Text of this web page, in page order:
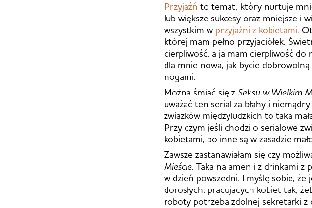
Przyjaźń to temat, który nurtuje
lub większe sukcesy oraz mniejsze i
wszystkim w przyjaźni z kobietami.
której mam pełno przyjaciółek.
cierpliwość, a ja mam cierpliwość
dla mnie nowa, jak bycie
nogami.
Można śmiać się z Seksu w Wielkim
uważać ten serial za błahy i
związków międzyludzkich to taka
Przy czym jeśli chodzi o serialowe
kobietami, bo inne są w zasadzie
Zawsze zastanawiałam się czy
Mieście. Taka na amen i z drinkami
w dzień powszedni. I myślę sobie,
dorosłych, pracujących kobiet tak,
roboty potrzeba zdolnej sekretarki z